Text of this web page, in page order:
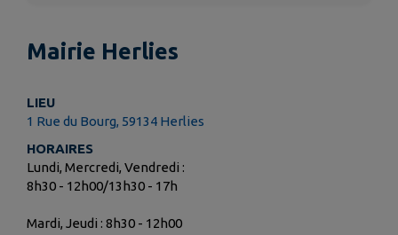
Mairie Herlies
LIEU
1 Rue du Bourg, 59134 Herlies
HORAIRES
Lundi, Mercredi, Vendredi :
8h30 - 12h00/13h30 - 17h
Mardi, Jeudi : 8h30 - 12h00